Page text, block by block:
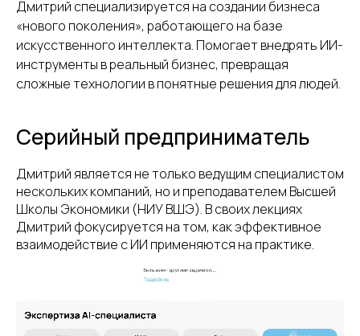
Дмитрий специализируется на создании бизнеса
«нового поколения», работающего на базе
искусственного интеллекта. Помогает внедрять ИИ-
инструменты в реальный бизнес, превращая
сложные технологии в понятные решения для людей.
Серийный предприниматель
Дмитрий является не только ведущим специалистом
нескольких компаний, но и преподавателем Высшей
Школы Экономики (НИУ ВШЭ). В своих лекциях
Дмитрий фокусируется на том, как эффективное
взаимодействие с ИИ применяются на практике.